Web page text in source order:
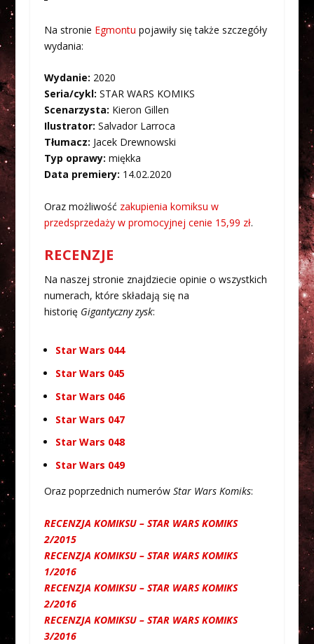
Na stronie Egmontu pojawiły się także szczegóły
wydania:
Wydanie: 2020
Seria/cykl: STAR WARS KOMIKS
Scenarzysta: Kieron Gillen
Ilustrator: Salvador Larroca
Tłumacz: Jacek Drewnowski
Typ oprawy: miękka
Data premiery: 14.02.2020
Oraz możliwość zakupienia komiksu w
przedsprzedaży w promocyjnej cenie 15,99 zł.
RECENZJE
Na naszej stronie znajdziecie opinie o wszystkich
numerach, które składają się na
historię Gigantyczny zysk:
Star Wars 044
Star Wars 045
Star Wars 046
Star Wars 047
Star Wars 048
Star Wars 049
Oraz poprzednich numerów Star Wars Komiks:
RECENZJA KOMIKSU – STAR WARS KOMIKS
2/2015
RECENZJA KOMIKSU – STAR WARS KOMIKS
1/2016
RECENZJA KOMIKSU – STAR WARS KOMIKS
2/2016
RECENZJA KOMIKSU – STAR WARS KOMIKS
3/2016